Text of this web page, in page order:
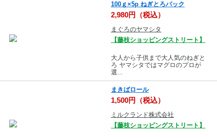
100ｇ×5p ねぎとろパック
2,980円（税込）
まぐろのヤマシタ
【藤枝ショッピングストリート】
大人から子供まで大人気のねぎと
ろ ヤマシタではマグロのプロが
選...
まきばロール
1,500円（税込）
ミルクランド株式会社
【藤枝ショッピングストリート】